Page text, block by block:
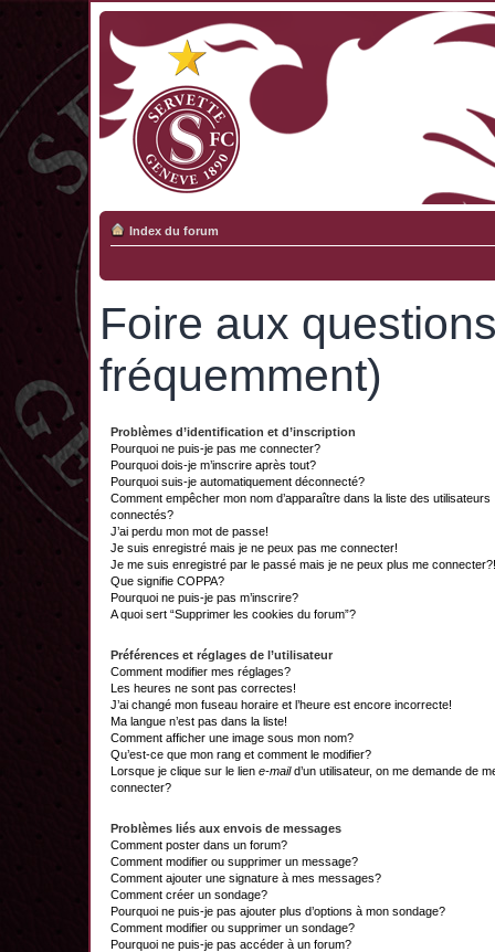
Index du forum
Foire aux
fréquemment)
Problèmes d’identification et d’inscription
Pourquoi ne puis-je pas me connecter?
Pourquoi dois-je m’inscrire après tout?
Pourquoi suis-je automatiquement déconnecté?
Comment empêcher mon nom d’apparaître dans la liste des utilisateurs
connectés?
J’ai perdu mon mot de passe!
Je suis enregistré mais je ne peux pas me connecter!
Je me suis enregistré par le passé mais je ne peux plus me connecter?!
Que signifie COPPA?
Pourquoi ne puis-je pas m’inscrire?
A quoi sert “Supprimer les cookies du forum”?
Préférences et réglages de l’utilisateur
Comment modifier mes réglages?
Les heures ne sont pas correctes!
J’ai changé mon fuseau horaire et l’heure est encore incorrecte!
Ma langue n’est pas dans la liste!
Comment afficher une image sous mon nom?
Qu’est-ce que mon rang et comment le modifier?
Lorsque je clique sur le lien e-maild’un utilisateur, on me demande de
connecter?
Problèmes liés aux envois de messages
Comment poster dans un forum?
Comment modifier ou supprimer un message?
Comment ajouter une signature à mes messages?
Comment créer un sondage?
Pourquoi ne puis-je pas ajouter plus d’options à mon sondage?
Comment modifier ou supprimer un sondage?
Pourquoi ne puis-je pas accéder à un forum?